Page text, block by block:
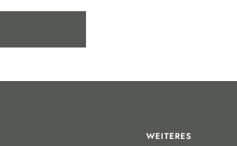
WEITERES